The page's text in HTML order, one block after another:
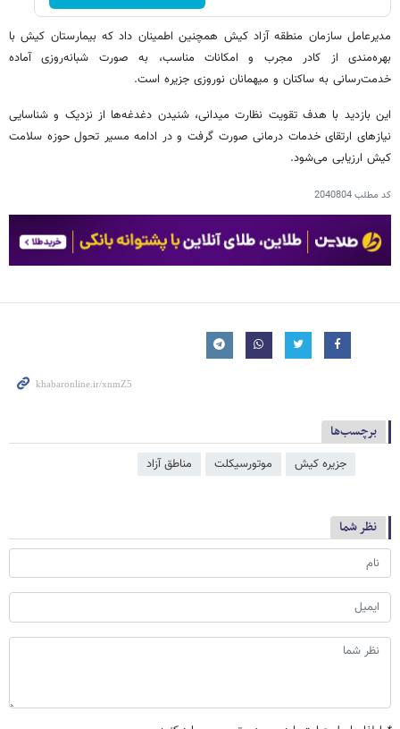
مدیرعامل سازمان منطقه آزاد کیش همچنین اطمینان داد که بیمارستان کیش با
بهره‌مندی از کادر مجرب و امکانات مناسب، به صورت شبانه‌روزی آماده
خدمت‌رسانی به ساکنان و میهمانان نوروزی جزیره است.
این بازدید با هدف تقویت نظارت میدانی، شنیدن دغدغه‌ها از نزدیک و شناسایی
نیازهای ارتقای خدمات درمانی صورت گرفت و در ادامه مسیر تحول حوزه سلامت
کیش ارزیابی می‌شود.
کد مطلب2040804
برچسب‌ها
جزیره کیش موتورسیکلت مناطق آزاد
نظر شما